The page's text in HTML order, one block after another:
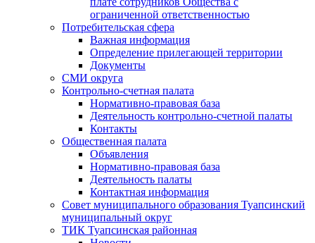
ограниченной ответственностью
Потребительская сфера
Важная информация
Определение прилегающей территории
Документы
СМИ округа
Контрольно-счетная палата
Нормативно-правовая база
Деятельность контрольно-счетной палаты
Контакты
Общественная палата
Объявления
Нормативно-правовая база
Деятельность палаты
Контактная информация
Совет муниципального образования Туапсинский
муниципальный округ
ТИК Туапсинская районная